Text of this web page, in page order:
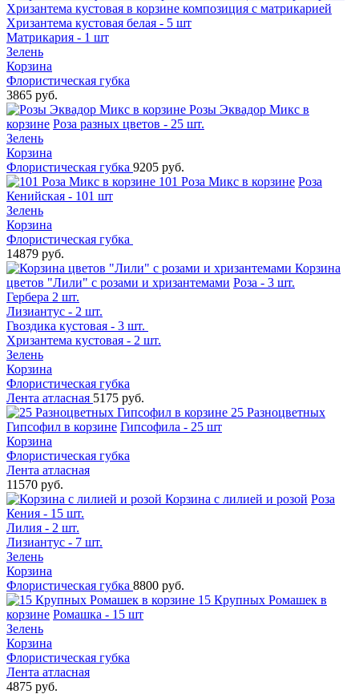
Хризантема кустовая в корзине композиция с матрикарией
Хризантема кустовая белая - 5 шт
Матрикария - 1 шт
Зелень
Корзина
Флористическая губка
3865 руб.
Розы Эквадор Микс в
корзине Роза разных цветов - 25 шт.
Зелень
Корзина
Флористическая губка 9205 руб.
101 Роза Микс в корзине Роза
Кенийская - 101 шт
Зелень
Корзина
Флористическая губка
14879 руб.
Корзина
цветов "Лили" с розами и хризантемами Роза - 3 шт.
Гербера 2 шт.
Лизиантус - 2 шт.
Гвоздика кустовая - 3 шт.
Хризантема кустовая - 2 шт.
Зелень
Корзина
Флористическая губка
Лента атласная 5175 руб.
25 Разноцветных
Гипсофил в корзине Гипсофила - 25 шт
Корзина
Флористическая губка
Лента атласная
11570 руб.
Корзина с лилией и розой Роза
Кения - 15 шт.
Лилия - 2 шт.
Лизиантус - 7 шт.
Зелень
Корзина
Флористическая губка 8800 руб.
15 Крупных Ромашек в
корзине Ромашка - 15 шт
Зелень
Корзина
Флористическая губка
Лента атласная
4875 руб.